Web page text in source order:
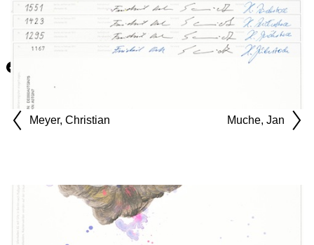
Meyer, Christian Muche, Jan